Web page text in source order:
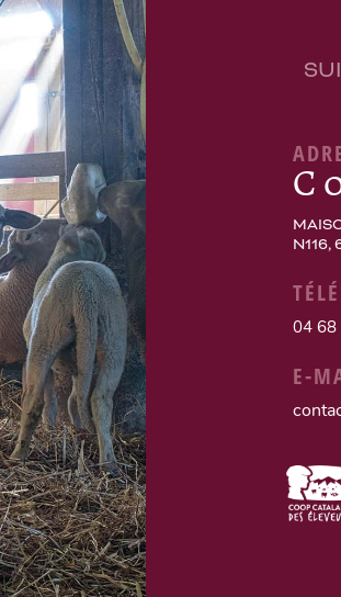
N116,
04 68
E-